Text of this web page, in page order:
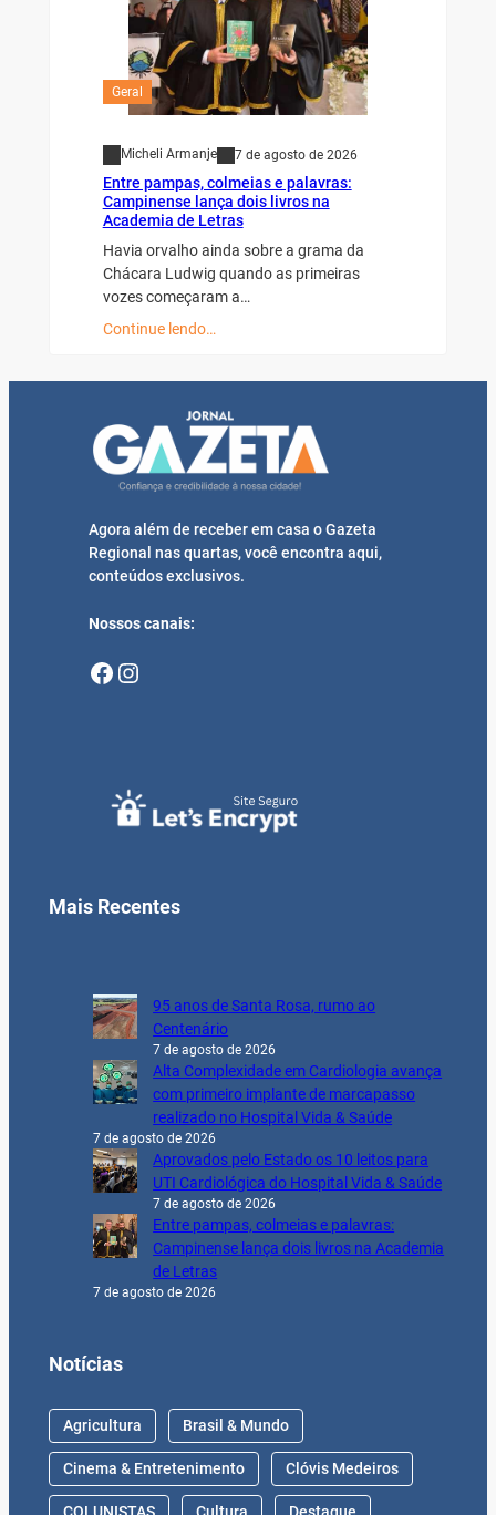
Geral
Micheli Armanje 7 de agosto de 2026
Entre pampas, colmeias e palavras:
Campinense lança dois livros na
Academia de Letras
Havia orvalho ainda sobre a grama da
Chácara Ludwig quando as primeiras
vozes começaram a…
Continue lendo…
Agora além de receber em casa o Gazeta
Regional nas quartas, você encontra aqui,
conteúdos exclusivos.
Nossos canais:
Facebook Instagram
Mais Recentes
95 anos de Santa Rosa, rumo ao
Centenário
7 de agosto de 2026
Alta Complexidade em Cardiologia avança
com primeiro implante de marcapasso
realizado no Hospital Vida & Saúde
7 de agosto de 2026
Aprovados pelo Estado os 10 leitos para
UTI Cardiológica do Hospital Vida & Saúde
7 de agosto de 2026
Entre pampas, colmeias e palavras:
Campinense lança dois livros na Academia
de Letras
7 de agosto de 2026
Notícias
Agricultura Brasil & Mundo
Cinema & Entretenimento Clóvis Medeiros
COLUNISTAS Cultura Destaque